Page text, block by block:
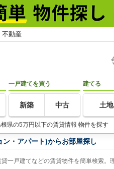
不動産
一戸建てを買う
新築 中古
建てる
土地
県の5万円以下の賃貸情報 物件を探す
・アパート)からお部屋探し
一戸建てなどの賃貸物件を簡単検索。